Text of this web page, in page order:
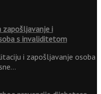
zapošljavanje i
s invaliditetom
i zapošljavanje osoba